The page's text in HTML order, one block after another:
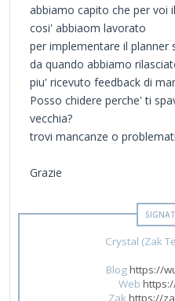
abbiamo capito che per voi
cosi' abbiaom lavorato
per implementare il planner
da quando abbiamo
piu' ricevuto feedback di
Posso chidere perche' ti
vecchia?
trovi mancanze o
Grazie
Crystal (Zak
Bloghttps://
Web
Zakhttps://